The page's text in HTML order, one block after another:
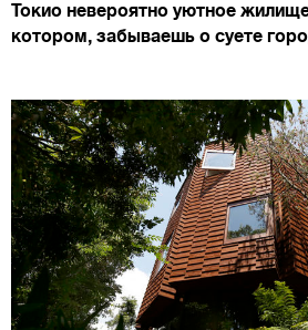
Токио невероятно уютное
котором, забываешь о суете